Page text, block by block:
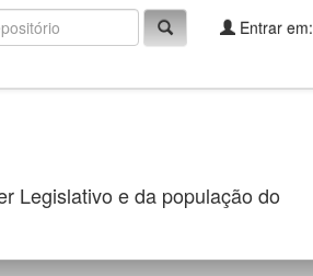
Entrar em:
Legislativo e da população do